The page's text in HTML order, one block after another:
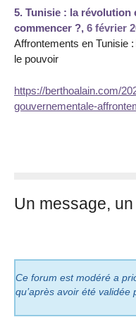
5. Tunisie : la révolution
commencer ?, 6 février
Affrontements en Tunisie
le pouvoir
https://berthoalain.com/
gouvernementale-
Un message,
Ce forum est modéré a
qu’après avoir été validée